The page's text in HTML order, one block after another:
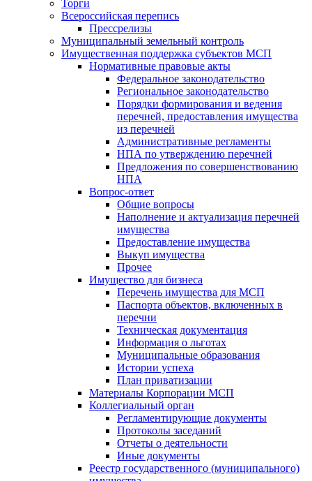
Торги
Всероссийская перепись
Прессрелизы
Муниципальный земельный контроль
Имущественная поддержка субъектов МСП
Нормативные правовые акты
Федеральное законодательство
Региональное законодательство
Порядки формирования и ведения
перечней, предоставления имущества
из перечней
Административные регламенты
НПА по утверждению перечней
Предложения по совершенствованию
НПА
Вопрос-ответ
Общие вопросы
Наполнение и актуализация перечней
имущества
Предоставление имущества
Выкуп имущества
Прочее
Имущество для бизнеса
Перечень имущества для МСП
Паспорта объектов, включенных в
перечни
Техническая документация
Информация о льготах
Муниципальные образования
Истории успеха
План приватизации
Материалы Корпорации МСП
Коллегиальный орган
Регламентирующие документы
Протоколы заседаний
Отчеты о деятельности
Иные документы
Реестр государственного (муниципального)